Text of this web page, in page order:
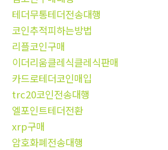
테더무통테더전송대행
코인추적피하는방법
리플코인구매
이더리움클레식클레식판매
카드로테더코인매입
trc20코인전송대행
엘포인트테더전환
xrp구매
암호화폐전송대행